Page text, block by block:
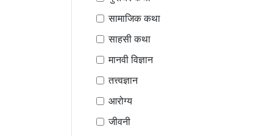
सामाजिक कथा
साहसी कथा
मानवी विज्ञान
तत्त्वज्ञान
आरोग्य
जीवनी